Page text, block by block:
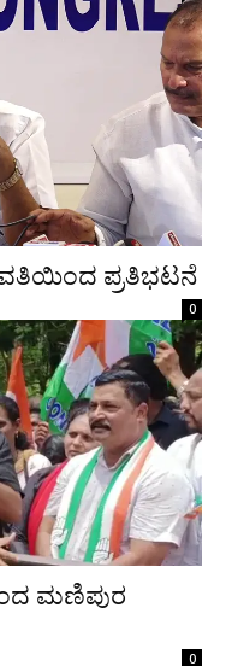
ವತಿಯಿಂದ ಪ್ರತಿಭಟನೆ
0
ಮಣಿಪುರ
0